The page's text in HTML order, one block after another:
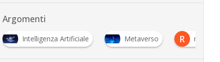
Argomenti
Metaverso R realtà aumentata realtà